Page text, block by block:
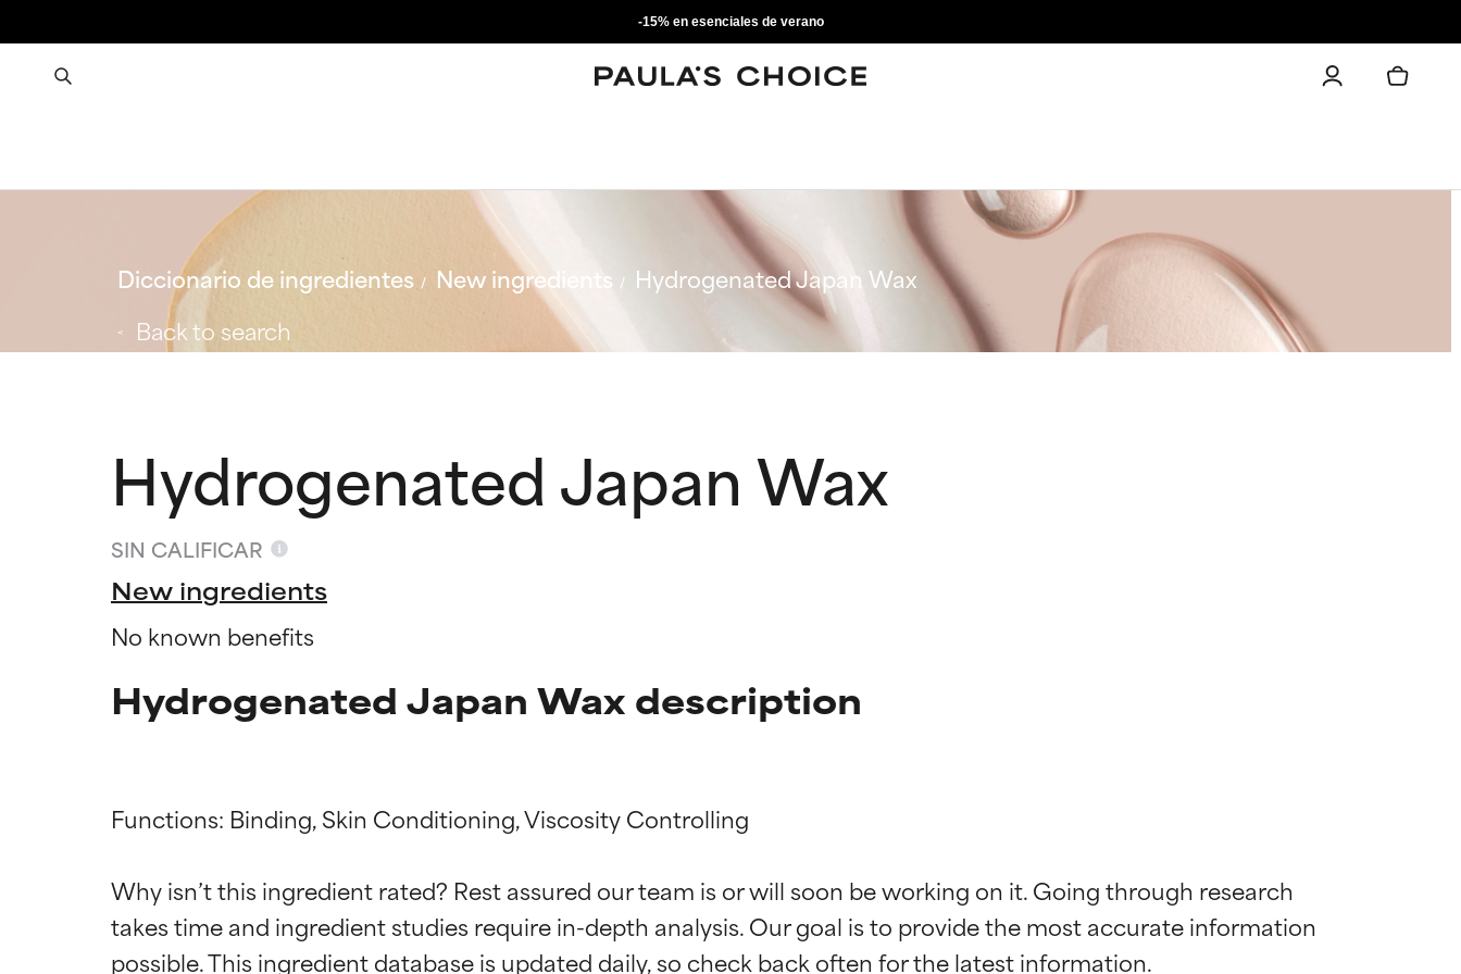
-15% en esenciales de verano
Diccionario de ingredientes New ingredients
Hydrogenated Japan Wax
Back to search
Hydrogenated Japan Wax
SIN CALIFICAR
New ingredients
No known benefits
Hydrogenated Japan Wax description
Functions: Binding, Skin Conditioning, Viscosity Controlling
Why isn’t this ingredient rated? Rest assured our team is or will soon be working on it. Going through research
takes time and ingredient studies require in-depth analysis. Our goal is to provide the most accurate information
EXCELENTE
Ingrediente sobresaliente con beneficios reales para la piel. Su eficacia está demostrada y
EXCELENTE
Ingrediente sobresaliente con beneficios reales para la piel. Su eficacia está demostrada y